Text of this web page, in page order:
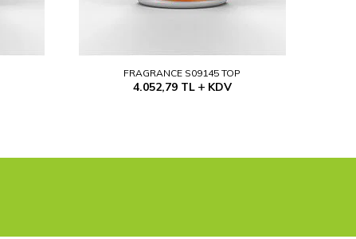
FRAGRANCE S09145 TOP
4.052,79TL KDV